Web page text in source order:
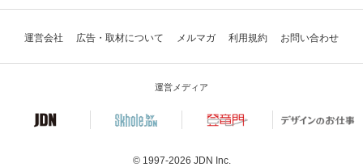
運営会社 広告・取材について メルマガ 利用規約 お問い合わせ
運営メディア
© 1997-2026 JDN Inc.